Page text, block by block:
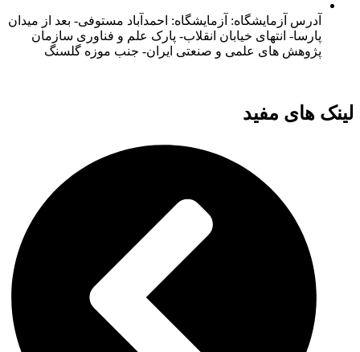
آدرس آزمایشگاه: آزمایشگاه: احمدآباد مستوفی- بعد از میدان
پارسا- انتهای خیابان انقلاب- پارک علم و فناوری سازمان
پژوهش های علمی و صنعتی ایران- جنب موزه گلسنگ
لینک های مفید